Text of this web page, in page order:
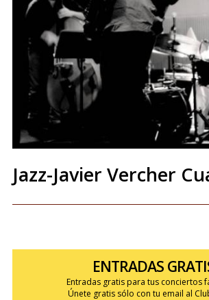
Jazz-Javier Vercher
ENTRADAS
Entradas gratis para tus conciertos
Únete gratis sólo con tu email al